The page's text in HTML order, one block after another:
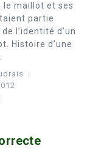
le maillot et ses
partie
l’identité d’un
Histoire d’une